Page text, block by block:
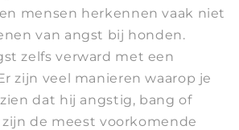
mensen herkennen vaak niet
van angst bij honden.
zelfs verward met een
zijn veel manieren waarop je
dat hij angstig, bang of
de meest voorkomende